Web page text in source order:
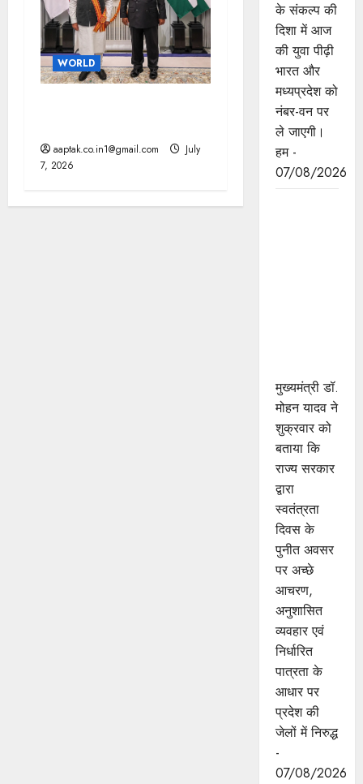
WORLD
aaptak.co.in1@gmail.com
July
7, 2026
के संकल्प की
दिशा में आज
की युवा पीढ़ी
भारत और
मध्यप्रदेश को
नंबर-वन पर
ले जाएगी।
हम -
07/08/2026
मुख्यमंत्री डॉ.
मोहन यादव ने
शुक्रवार को
बताया कि
राज्य सरकार
द्वारा
स्वतंत्रता
दिवस के
पुनीत अवसर
पर अच्छे
आचरण,
अनुशासित
व्यवहार एवं
निर्धारित
पात्रता के
आधार पर
प्रदेश की
जेलों में निरुद्ध
-
07/08/2026